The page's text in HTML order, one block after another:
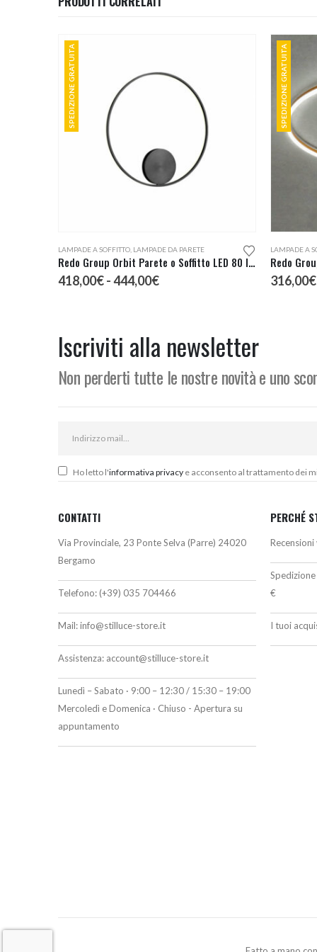
SPEDIZIONE GRATUITA
LAMPADE A SOFFITTO LAMPADE DA PARETE
Redo Group Orbit Parete o Soffitto LED 80 Indiretta
418,00€-444,00€Fascia
a
444,00€
SPEDIZIONE GRATUITA
Questo prodotto ha più varianti. Le opzioni possono essere scelte nella pagina del prodotto
LAMPADE A
316,00€
Iscriviti alla newsletter
Non perderti tutte le nostre novità e uno
Ho letto l'informativa privacy e acconsento al trattamento dei
CONTATTI
Via Provinciale, 23 Ponte Selva (Parre) 24020
Bergamo
Telefono: (+39) 035 704466
Mail:info@stilluce-store.it
Assistenza: account@stilluce-store.it
Lunedì – Sabato · 9:00 – 12:30 / 15:30 – 19:00
Mercoledì e Domenica · Chiuso - Apertura su
appuntamento
PERCHÉ
€
I tuoi